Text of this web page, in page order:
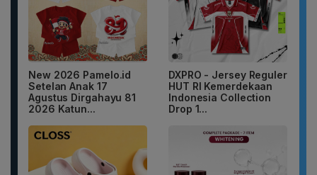
New 2026 Pamelo.id
Setelan Anak 17
Agustus Dirgahayu 81
2026 Katun...
DXPRO - Jersey Reguler
HUT RI Kemerdekaan
Indonesia Collection
Drop 1...